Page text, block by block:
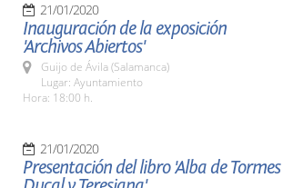
21/01/2020
Inauguración de la exposición
'Archivos Abiertos'
Guijo de Ávila (Salamanca)
Lugar: Ayuntamiento
Hora: 18:00 h.
21/01/2020
Presentación del libro 'Alba de Tormes